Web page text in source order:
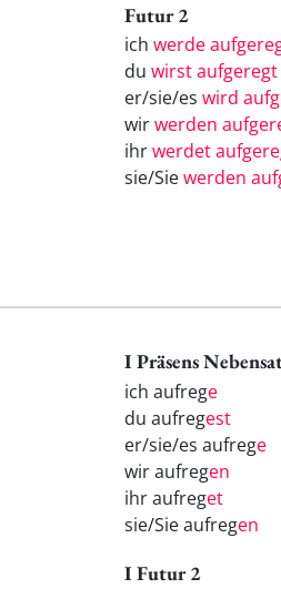
Futur 2
ich werde
du wirst
er/sie/es wird
wirwerden
ihrwerdet
sie/Siewerden
I Präsens
ich aufrege
du aufregest
er/sie/es aufrege
wir aufregen
ihr aufreget
sie/Sie aufregen
I Futur 2